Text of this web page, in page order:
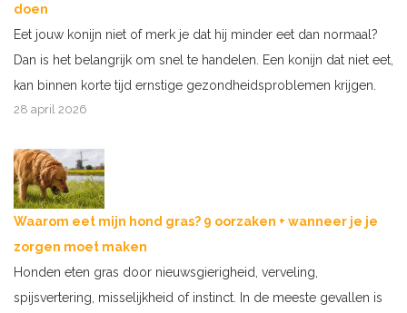
doen
Eet jouw konijn niet of merk je dat hij minder eet dan normaal?
Dan is het belangrijk om snel te handelen. Een konijn dat niet eet,
kan binnen korte tijd ernstige gezondheidsproblemen krijgen.
28 april 2026
Waarom eet mijn hond gras? 9 oorzaken + wanneer je je
zorgen moet maken
Honden eten gras door nieuwsgierigheid, verveling,
spijsvertering, misselijkheid of instinct. In de meeste gevallen is